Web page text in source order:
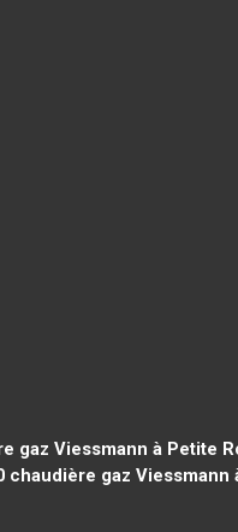
gaz Viessmann à Petite
chaudière gaz Viessmann